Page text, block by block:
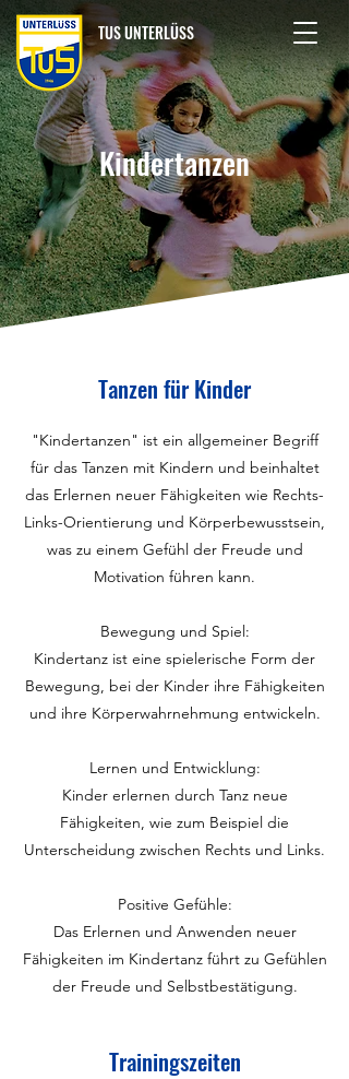
TUS UNTERLÜSS
Kindertanzen
Tanzen für Kinder
"Kindertanzen" ist ein allgemeiner Begriff
für das Tanzen mit Kindern und beinhaltet
das Erlernen neuer Fähigkeiten wie Rechts-
Links-Orientierung und Körperbewusstsein,
was zu einem Gefühl der Freude und
Motivation führen kann.
Bewegung und Spiel:
Kindertanz ist eine spielerische Form der
Bewegung, bei der Kinder ihre Fähigkeiten
und ihre Körperwahrnehmung entwickeln.
Lernen und Entwicklung:
Kinder erlernen durch Tanz neue
Fähigkeiten, wie zum Beispiel die
Unterscheidung zwischen Rechts und Links.
Positive Gefühle:
Das Erlernen und Anwenden neuer
Fähigkeiten im Kindertanz führt zu Gefühlen
der Freude und Selbstbestätigung.
Trainingszeiten